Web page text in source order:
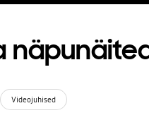
Videojuhised